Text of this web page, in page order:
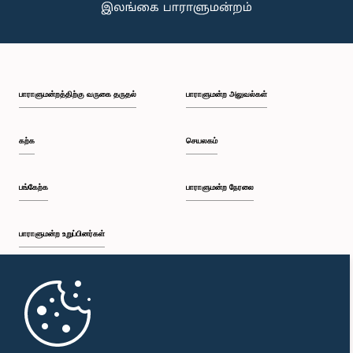
பாராளுமன்றத்திற்கு வருகை தருதல்
கற்க
பங்கேற்க
பாராளுமன்ற உறுப்பினர்கள்
முதற்பக்கம்
பாராளுமன்ற அலுவல்கள்
செயலகம்
பாராளுமன்ற நேரலை
பாராளுமன்ற கையடக்க செயலி